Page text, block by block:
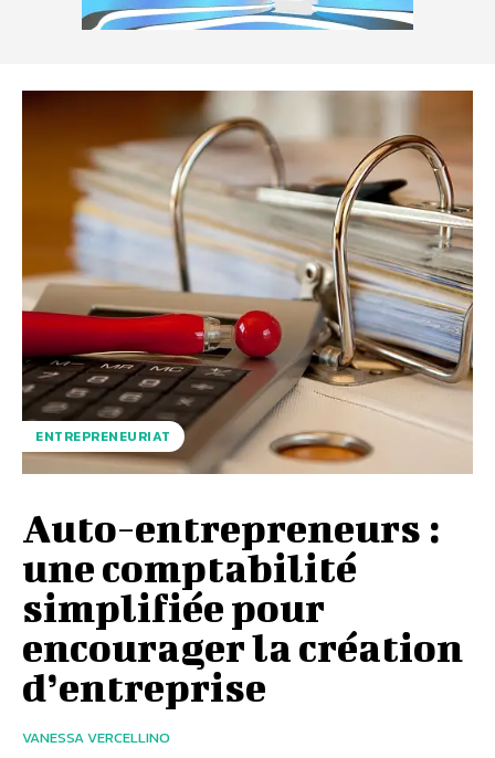
ENTREPRENEURIAT
Auto-entrepreneurs :
une comptabilité
simplifiée pour
encourager la création
d’entreprise
VANESSA VERCELLINO